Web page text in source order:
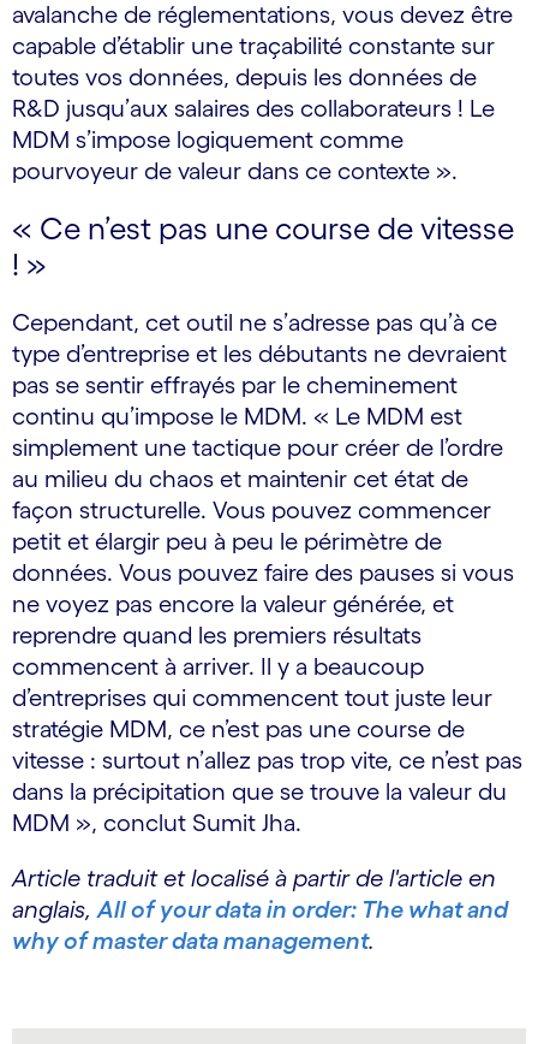
avalanche de réglementations, vous devez être
capable d’établir une traçabilité constante sur
toutes vos données, depuis les données de
R&D jusqu’aux salaires des collaborateurs ! Le
MDM s’impose logiquement comme
pourvoyeur de valeur dans ce contexte ».
« Ce n’est pas une course de vitesse
! »
Cependant, cet outil ne s’adresse pas qu’à ce
type d’entreprise et les débutants ne devraient
pas se sentir effrayés par le cheminement
continu qu’impose le MDM. « Le MDM est
simplement une tactique pour créer de l’ordre
au milieu du chaos et maintenir cet état de
façon structurelle. Vous pouvez commencer
petit et élargir peu à peu le périmètre de
données. Vous pouvez faire des pauses si vous
ne voyez pas encore la valeur générée, et
reprendre quand les premiers résultats
commencent à arriver. Il y a beaucoup
d’entreprises qui commencent tout juste leur
stratégie MDM, ce n’est pas une course de
vitesse : surtout n’allez pas trop vite, ce n’est pas
dans la précipitation que se trouve la valeur du
MDM », conclut Sumit Jha.
Article traduit et localisé à partir de l'article en
anglais, All of your data in order: The what and
why of master data management.